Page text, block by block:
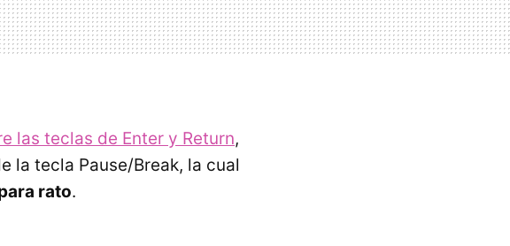
las teclas de Enter y Return,
la tecla Pause/Break, la cual
rato.